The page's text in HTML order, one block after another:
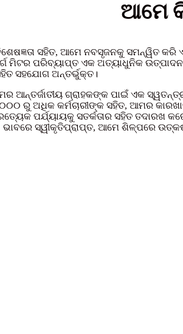
ଆମେ
ବିଶେଷଜ୍ଞତା ସହିତ, ଆମେ ନବସୃଜନକୁ ସମନ୍ୱିତ
ମିଟର ପରିବ୍ୟାପ୍ତ ଏକ ଅତ୍ୟାଧୁନିକ
ସହଯୋଗ ଅନ୍ତର୍ଭୁକ୍ତ।
ଆନ୍ତର୍ଜାତୀୟ ଗ୍ରାହକଙ୍କ ପାଇଁ ଏକ
ରୁ ଅଧିକ କର୍ମଚାରୀଙ୍କ ସହିତ, ଆମର
ପର୍ଯ୍ୟାୟକୁ ସତର୍କତାର ସହିତ ତଦାରଖ
ଭାବରେ ସ୍ୱୀକୃତିପ୍ରାପ୍ତ, ଆମେ ଶିଳ୍ପରେ